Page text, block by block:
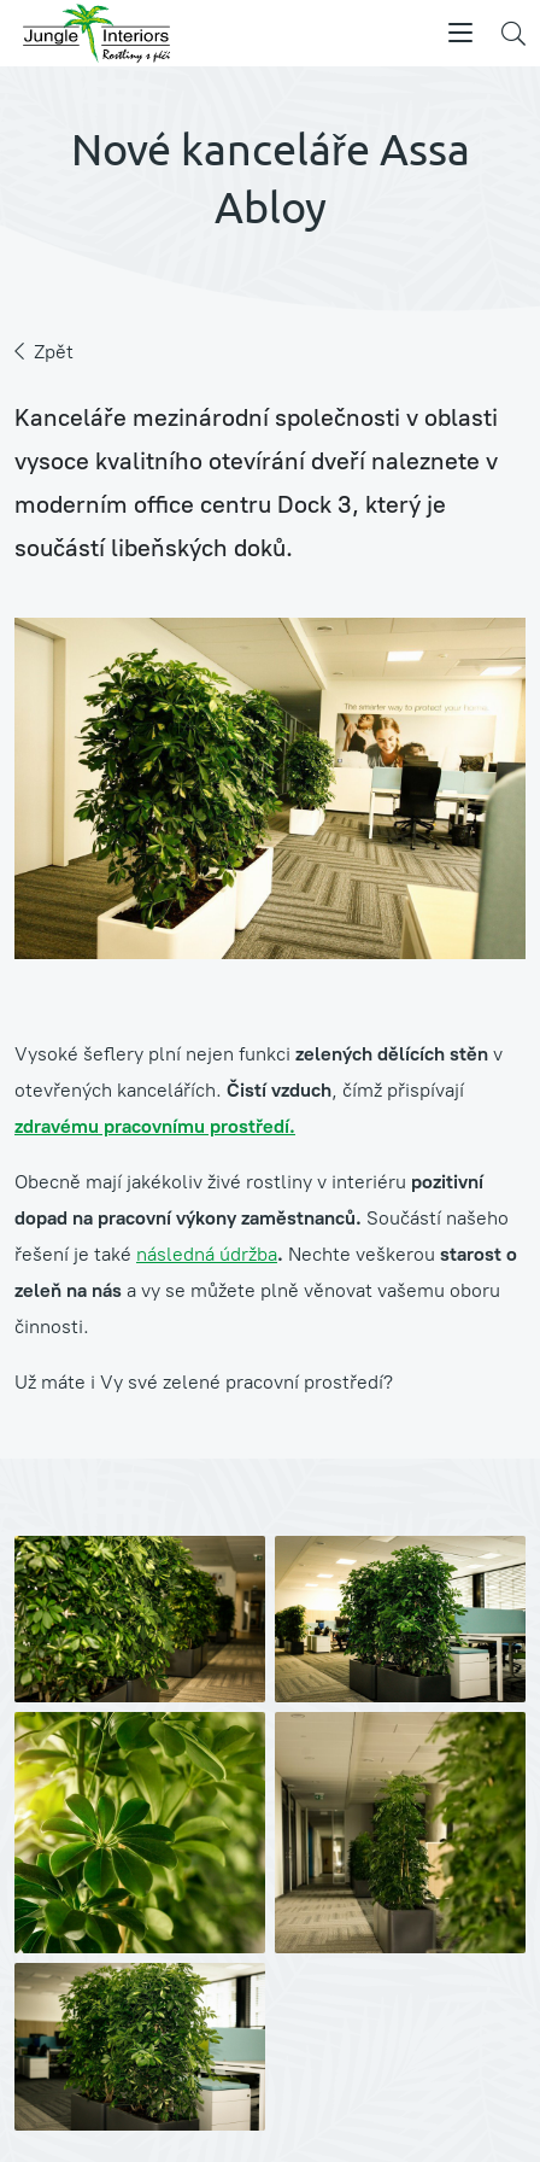
Nové kanceláře Assa
Abloy
Zpět
Kanceláře mezinárodní společnosti v oblasti
vysoce kvalitního otevírání dveří naleznete v
moderním office centru Dock 3, který je
součástí libeňských doků.
Vysoké šeflery plní nejen funkci zelených dělících stěn v
otevřených kancelářích. Čistí vzduch , čímž přispívají
zdravému pracovnímu prostředí.
Obecně mají jakékoliv živé rostliny v interiéru pozitivní
dopad na pracovní výkony zaměstnanců. Součástí našeho
řešení je také následná údržba. Nechte veškerou starost o
zeleň na nás a vy se můžete plně věnovat vašemu oboru
činnosti.
Už máte i Vy své zelené pracovní prostředí?